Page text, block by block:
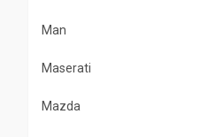
Man
Maserati
Mazda